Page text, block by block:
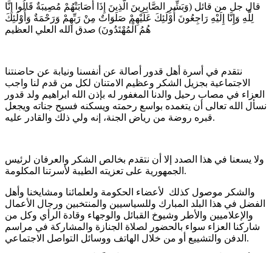
قال جل من قائل (وَبَشِّرِ الصَّابِرِينَ الَّذِينَ إِذَا أَصَابَتْهُمْ مُصِيبَةٌ قَالُوا إِنَّا
لِلَّهِ وَإِنَّا إِلَيْهِ رَاجِعُونَ أُوْلَئِكَ عَلَيْهِمْ صَلَوَاتٌ مِنْ رَبِّهِمْ وَرَحْمَةٌ وَأُوْلَئِكَ
هُمُ الْمُهْتَدُونَ) صدق الله العلي العظيم
نتقدم في أسرة أهل قدور أصالة عن أنفسنا ونيابة عن حاضنتنا
الاجتماعية بجزيل الشكر وعظيم الامتنان لكل من قدم لنا واجب
العزاء في مصاب رحيل والدنا المغفور له بإذن الله ابراهيم ولد قدور
نسأل الله تعالى أن يتغمده بواسع رحمته ويسكنه فسيح جناته ويجعل
قبره روضة من رياض الجنة، إنه ولي ذلك والقادر عليه.
ولا يسعنا في هذا الصدد إلا أن نتقدم بخالص الشكر والعرفان لرئيس
الجمهورية على تعزيته الطيبة لأسرتنا المكلومة.
والشكر موصول كذلك لأعضاء الحكومة ولعلمائنا ومشايخنا وأهل
الفضل في هذا البلد المبارك وللسياسيين والمنتخبين ورجال الأعمال
والإعلاميين والأطر وشيوخ القبائل والوجهاء وقادة الرأي وكل من
شاركنا العزاء سواء بالحضور لصلاة الجنازة والمشاركة في مراسم
الدفن والتشييع أو من خلال الهاتف ووسائل التواصل الاجتماعي.